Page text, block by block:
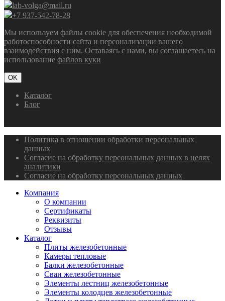
lab-volga@mail.ru
+7 937-542-78-28
Мы используем файлы cookie для обеспечения необходимой
работоспособности сайта и персонализации вашего
взаимодействия с ним. Оставаясь с нами, вы соглашаетесь на
использование файлов куки
OK
Каталог
Блог
Политика в отношении обработки персональных
данных
Согласие на обработку персональных данных в целях
аналитики
Согласие на обработку персональных данных
Компания
О компании
Сертификаты
Реквизиты
Отзывы
Каталог
Плиты железобетонные
Камеры тепловые
Балки железобетонные
Сваи железобетонные
Элементы лестниц железобетонные
Элементы колодцев железобетонные